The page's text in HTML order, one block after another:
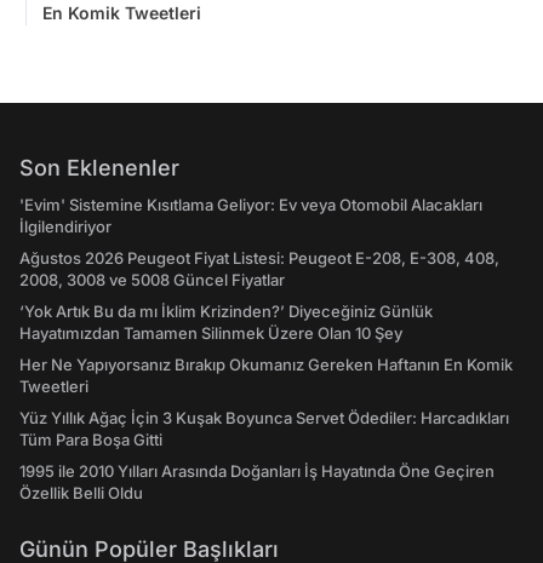
En Komik Tweetleri
Son Eklenenler
'Evim' Sistemine Kısıtlama Geliyor: Ev veya Otomobil Alacakları
İlgilendiriyor
Ağustos 2026 Peugeot Fiyat Listesi: Peugeot E-208, E-308, 408,
2008, 3008 ve 5008 Güncel Fiyatlar
‘Yok Artık Bu da mı İklim Krizinden?’ Diyeceğiniz Günlük
Hayatımızdan Tamamen Silinmek Üzere Olan 10 Şey
Her Ne Yapıyorsanız Bırakıp Okumanız Gereken Haftanın En Komik
Tweetleri
Yüz Yıllık Ağaç İçin 3 Kuşak Boyunca Servet Ödediler: Harcadıkları
Tüm Para Boşa Gitti
1995 ile 2010 Yılları Arasında Doğanları İş Hayatında Öne Geçiren
Özellik Belli Oldu
Günün Popüler Başlıkları